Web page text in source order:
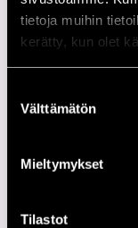
tietoja muihin
kerätty, kun olet
valinta
Välttämätön
Mieltymykset
Tilastot
21.00
21.00
21.00
Close
21.00
DJ